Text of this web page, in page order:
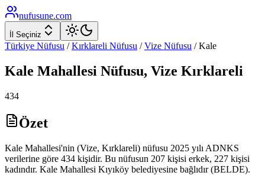
nufusune.com
İl Seçiniz
Türkiye Nüfusu / Kırklareli Nüfusu / Vize Nüfusu /Kale
Kale Mahallesi Nüfusu, Vize Kırklareli
434
Özet
Kale Mahallesi'nin (Vize, Kırklareli) nüfusu 2025 yılı ADNKS
verilerine göre 434 kişidir. Bu nüfusun 207 kişisi erkek, 227 kişisi
kadındır. Kale Mahallesi Kıyıköy belediyesine bağlıdır (BELDE).